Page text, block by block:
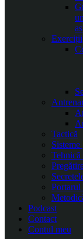
Exerciții
Tactică
Sisteme
Portarul
Podcast
Contact
Contul meu